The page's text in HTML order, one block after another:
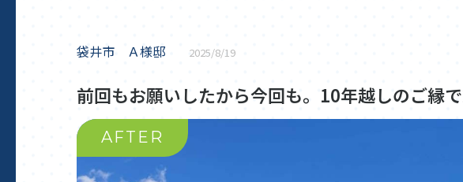
袋井市 Ａ様邸 2025/8/19
前回もお願いしたから今回も。10年越しのご縁
AFTER